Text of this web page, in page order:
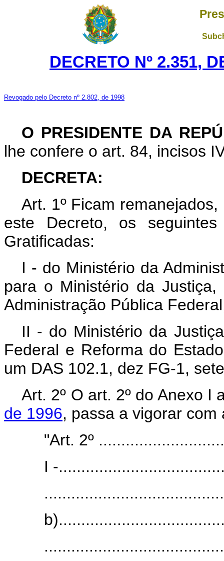
DECRETO Nº 2.351,
Revogado pelo Decreto nº 2.802, de 1998
O PRESIDENTE DA
lhe confere o art. 84, incisos
DECRETA:
Art. 1º Ficam
este Decreto, os
Gratificadas:
I - do Ministério da
para o Ministério da
Administração Pública
II - do Ministério da
Federal e Reforma do
um DAS 102.1, dez FG-1,
Art. 2º O art. 2º do Anexo I
de 1996, passa a vigorar
"Art. 2º
I -